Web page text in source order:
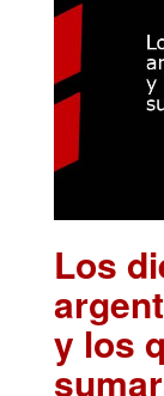
Los
y los